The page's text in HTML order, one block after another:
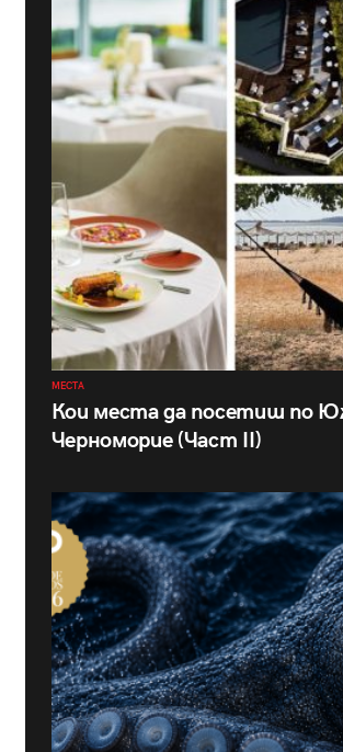
МЕСТА
Кои места да посетиш по
Черноморие (Част II)